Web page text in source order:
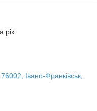
рік
Івано-Франківськ,